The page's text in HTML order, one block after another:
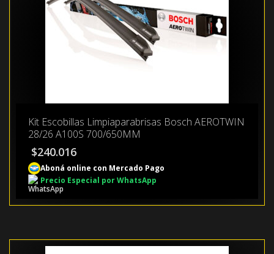
Kit Escobillas Limpiaparabrisas Bosch AEROTWIN
28/26 A100S 700/650MM
$240.016
Aboná online con Mercado Pago
Precio Especial por WhatsApp